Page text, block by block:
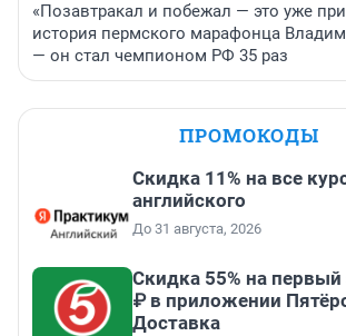
«Позавтракал и побежал — это уже
история пермского марафонца
— он стал чемпионом РФ 35 раз
ПРОМОКОДЫ
Скидка 11% на все
английского
До 31 августа, 2026
Скидка 55% на первый
₽ в приложении
Доставка